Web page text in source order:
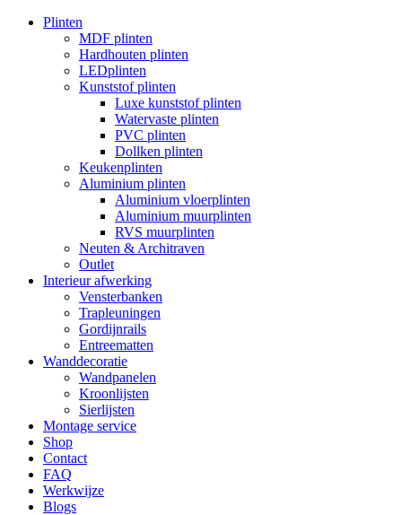
Plinten
MDF plinten
Hardhouten plinten
LEDplinten
Kunststof plinten
Luxe kunststof plinten
Watervaste plinten
PVC plinten
Dollken plinten
Keukenplinten
Aluminium plinten
Aluminium vloerplinten
Aluminium muurplinten
RVS muurplinten
Neuten & Architraven
Outlet
Interieur afwerking
Vensterbanken
Trapleuningen
Gordijnrails
Entreematten
Wanddecoratie
Wandpanelen
Kroonlijsten
Sierlijsten
Montage service
Shop
Contact
FAQ
Werkwijze
Blogs